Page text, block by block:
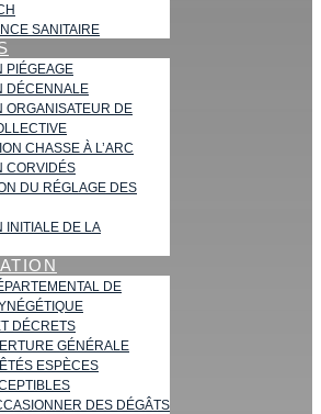
SANITAIRE
PIÉGEAGE
DÉCENNALE
ORGANISATEUR DE
CHASSE À L’ARC
CORVIDÉS
DU RÉGLAGE DES
INITIALE DE LA
DE
DÉCRETS
GÉNÉRALE
ESPÈCES
DES DÉGÂTS